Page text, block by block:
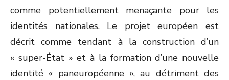
comme potentiellement menaçante pour les
identités nationales. Le projet européen est
décrit comme tendant à la construction d’un
« super-État » et à la formation d’une nouvelle
identité « paneuropéenne », au détriment des